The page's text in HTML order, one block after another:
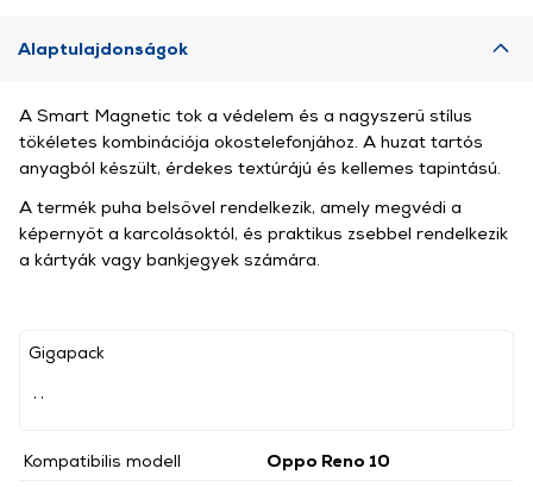
Alaptulajdonságok
Gigapack
Kompatibilis modell
Oppo Reno 10
A Smart Magnetic tok a védelem és a nagyszerű stílus
tökéletes kombinációja okostelefonjához. A huzat tartós
anyagból készült, érdekes textúrájú és kellemes tapintású.
A termék puha belsővel rendelkezik, amely megvédi a
képernyőt a karcolásoktól, és praktikus zsebbel rendelkezik
a kártyák vagy bankjegyek számára.